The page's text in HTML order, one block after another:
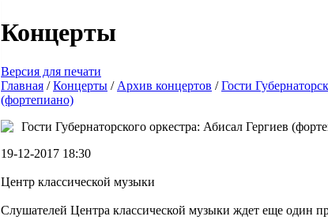
Концерты
Версия для печати
Главная /Концерты / Архив концертов /Гости
(фортепиано)
Гости Губернаторского оркестра: Абисал Гергиев
19-12-2017 18:30
Центр классической музыки
Слушателей Центра классической музыки ждет еще один